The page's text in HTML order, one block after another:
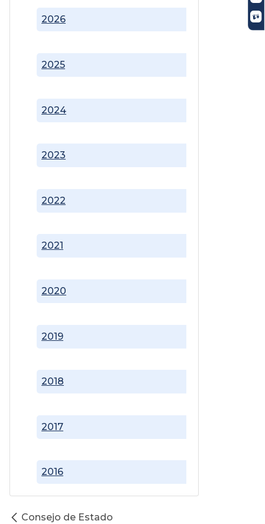
2016
2017
2018
2019
2020
2021
2022
2023
2024
2025
2026
Consejo de Estado